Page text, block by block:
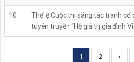
10
Thể lệ Cuộc thi sáng tác tranh cổ
tuyên truyền “Hệ giá trị gia đình
Current
1 Page
2
Next
›